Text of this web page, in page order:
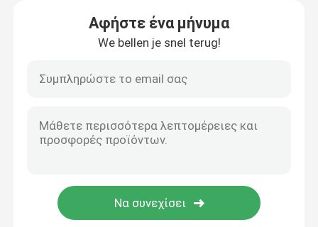
Αφήστε ένα μήνυμα
We bellen je snel terug!